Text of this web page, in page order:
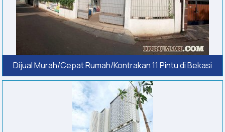
Dijual Murah/Cepat Rumah/Kontrakan 11 Pintu di Bekasi